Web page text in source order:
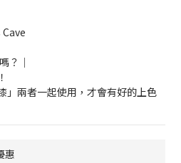
？｜
」兩者一起使用，才會有好的上色
惠